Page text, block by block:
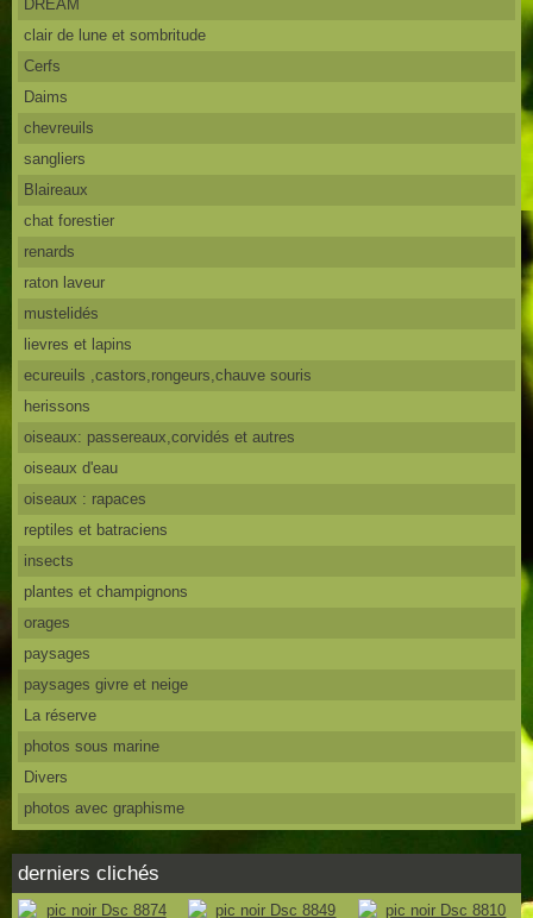
DREAM
clair de lune et sombritude
Cerfs
Daims
chevreuils
sangliers
Blaireaux
chat forestier
renards
raton laveur
mustelidés
lievres et lapins
ecureuils ,castors,rongeurs,chauve souris
herissons
oiseaux: passereaux,corvidés et autres
oiseaux d'eau
oiseaux : rapaces
reptiles et batraciens
insects
plantes et champignons
orages
paysages
paysages givre et neige
La réserve
photos sous marine
Divers
photos avec graphisme
derniers clichés